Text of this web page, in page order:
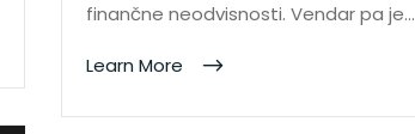
finančne neodvisnosti. Vendar pa je…
Learn More